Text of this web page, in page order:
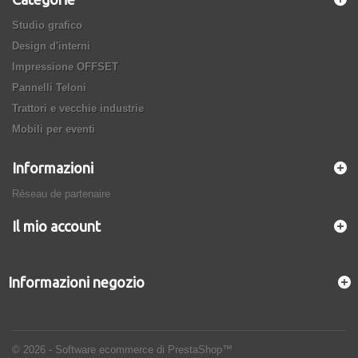
Studio grafico
Design d'interni
Impressione OFFSET
Pannelli Teloni
Trattori e vecchie industrie
Mobili per eventi
Informazioni
Réseau de partenaire
© 2026 - Software ecommerce di PrestaShop™
Il mio account
Informazioni negozio